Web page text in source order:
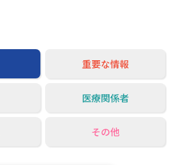
重要な情報
医療関係者
その他